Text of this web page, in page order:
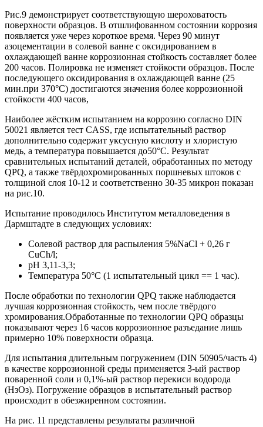
Рис.9 демонстрирует соответствующую шероховатость
поверхности образцов. В отшлифованном состоянии коррозия
появляется уже через короткое время. Через 90 минут
азоцементации в солевой ванне с оксидированием в
охлаждающей ванне коррозионная стойкость составляет более
200 часов. Полировка не изменяет стойкости образцов. После
последующего оксидирования в охлаждающей ванне (25
мин.при 370°С) достигаются значения более коррозионной
стойкости 400 часов,
Наиболее жёстким испытанием на коррозию согласно DIN
50021 является тест CASS, где испытательный раствор
дополнительно содержит уксусную кислоту и хлористую
медь, а температура повышается до50°С. Результат
сравнительных испытаний деталей, обработанных по методу
QPQ, а также твёрдохромированных поршневых штоков с
толщиной слоя 10-12 и соответственно 30-35 микрон показан
на рис.10.
Испытание проводилось Институтом металловедения в
Дармштадте в следующих условиях:
Солевой раствор для распыления 5%NaCl + 0,26 г
CuCh/l;
рН 3,11-3,3;
Температура 50°С (1 испытательный цикл == 1 час).
После обработки по технологии QPQ также наблюдается
лучшая коррозионная стойкость, чем после твёрдого
хромирования.Обработанные по технологии QPQ образцы
показывают через 16 часов коррозионное разъедание лишь
примерно 10% поверхности образца.
Для испытания длительным погружением (DIN 50905/часть 4)
в качестве коррозионной среды применяется 3-ый раствор
поваренной соли и 0,1%-ый раствор перекиси водорода
(НзОз). Погружение образцов в испытательный раствор
происходит в обезжиренном состоянии.
На рис. 11 представлены результаты различной